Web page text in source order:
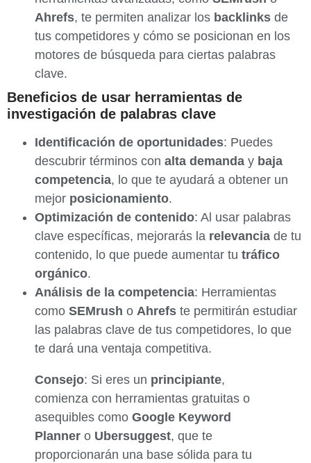
Ahrefs, te permiten analizar los backlinks de
tus competidores y cómo se posicionan en los
motores de búsqueda para ciertas palabras
clave.
Beneficios de usar herramientas de
investigación de palabras clave
Identificación de oportunidades: Puedes
descubrir términos con alta demanda y baja
competencia, lo que te ayudará a obtener un
mejor posicionamiento.
Optimización de contenido: Al usar palabras
clave específicas, mejorarás la relevancia de tu
contenido, lo que puede aumentar tu tráfico
orgánico.
Análisis de la competencia: Herramientas
como SEMrush o Ahrefs te permitirán estudiar
las palabras clave de tus competidores, lo que
te dará una ventaja competitiva.
Consejo: Si eres un principiante,
comienza con herramientas gratuitas o
asequibles como Google Keyword
Planner o Ubersuggest, que te
proporcionarán una base sólida para tu